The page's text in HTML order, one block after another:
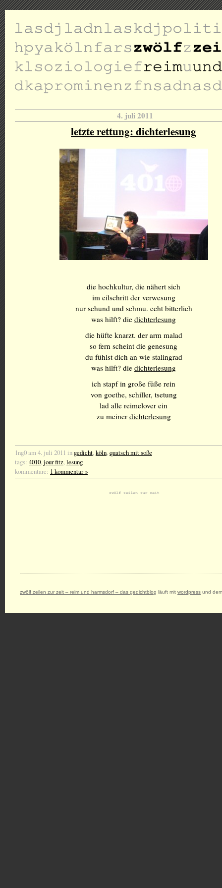
4. juli 2011
letzte rettung: dichterlesung
die hochkultur, die nähert sich
im eilschritt der verwesung
nur schund und schmu. echt bitterlich
was hilft? die dichterlesung
die hüfte knarzt. der arm malad
so fern scheint die genesung
du fühlst dich an wie stalingrad
was hilft? die dichterlesung
ich stapf in große füße rein
von goethe, schiller, tsetung
lad alle reimelover ein
zu meiner dichterlesung
1ng0 am 4. juli 2011 in gedicht,köln,quatsch mit soße
tags: 4010,jour fitz,lesung
kommentare: 1 kommentar »
zwölf zeilen zur zeit – reim und harmsdorf – das gedichtblog läuft mit wordpress und